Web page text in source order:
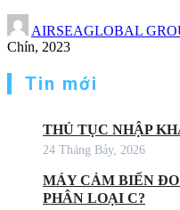
AIRSEAGLOBAL
Chín, 2023
Tin mới
THỦ TỤC NHẬP
24 Tháng Bảy, 2026
MÁY CẢM BIẾN
PHÂN LOẠI C?